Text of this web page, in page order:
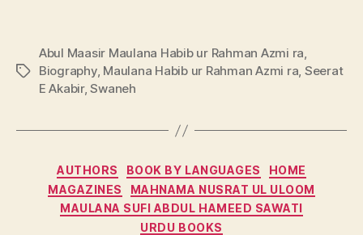
Tags
Abul Maasir Maulana Habib ur Rahman Azmi ra,
Biography, Maulana Habib ur Rahman Azmi ra, Seerat
E Akabir,Swaneh
Categories
AUTHORS BOOK BY LANGUAGES
HOME
MAGAZINES
MAHNAMA NUSRAT UL ULOOM
MAULANA SUFI ABDUL HAMEED SAWATI
URDU BOOKS